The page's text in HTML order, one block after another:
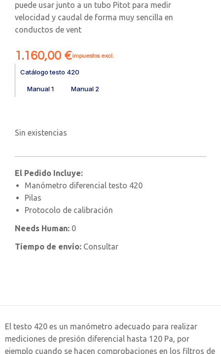
puede usar junto a un tubo Pitot para medir
velocidad y caudal de forma muy sencilla en
conductos de vent
1.160,00 €impuestos excl.
Catálogo testo 420
Manual 1 Manual 2
Sin existencias
El Pedido Incluye:
Manómetro diferencial testo 420
Pilas
Protocolo de calibración
Needs Human: 0
Tiempo de envío: Consultar
El testo 420 es un manómetro adecuado para realizar
mediciones de presión diferencial hasta 120 Pa, por
ejemplo cuando se hacen comprobaciones en los filtros de